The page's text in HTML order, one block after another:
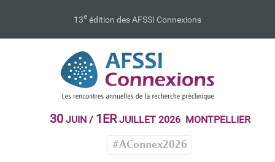
13e édition des AFSSI Connexions
30JUIN / 1ERJUILLET 2026 MONTPELLIER
#AConnex2026